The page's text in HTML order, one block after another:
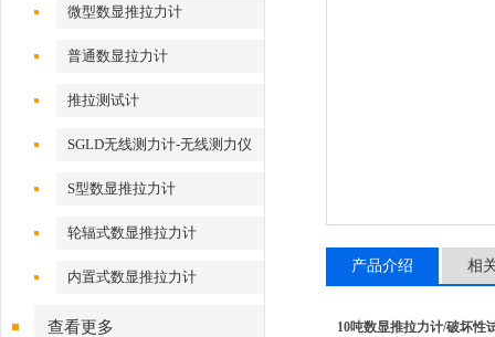
微型数显推拉力计
普通数显拉力计
推拉测试计
SGLD无线测力计-无线测力仪
S型数显推拉力计
轮辐式数显推拉力计
内置式数显推拉力计
查看更多
产品介绍 相
10吨数显推拉力计/破坏性